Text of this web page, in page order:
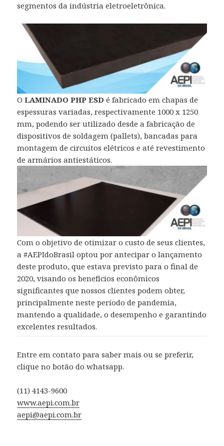
segmentos da indústria eletroeletrônica.
OLAMINADO PHP ESD é fabricado em chapas de
espessuras variadas, respectivamente 1000 x 1250
mm, podendo ser utilizado desde a fabricação de
dispositivos de soldagem (pallets), bancadas para
montagem de circuitos elétricos e até revestimento
de armários antiestáticos.
Com o objetivo de otimizar o custo de seus clientes,
a #AEPIdoBrasil optou por antecipar o lançamento
deste produto, que estava previsto para o final de
2020, visando os benefícios econômicos
significantes que nossos clientes podem obter,
principalmente neste período de pandemia,
mantendo a qualidade, o desempenho e garantindo
excelentes resultados.
Entre em contato para saber mais ou se preferir,
clique no botão do whatsapp.
(11) 4143-9600
www.aepi.com.br
aepi@aepi.com.br